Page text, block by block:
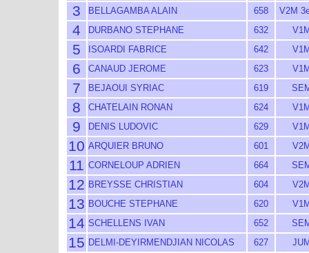
3 BELLAGAMBA ALAIN 658 V2M
4 DURBANO STEPHANE 632
5 ISOARDI FABRICE 642
6 CANAUD JEROME 623
7 BEJAOUI SYRIAC 619
8 CHATELAIN RONAN 624
9 DENIS LUDOVIC 629
10 ARQUIER BRUNO 601
11 CORNELOUP ADRIEN 664
12 BREYSSE CHRISTIAN 604
13 BOUCHE STEPHANE 620
14 SCHELLENS IVAN 652
15 DELMI-DEYIRMENDJIAN NICOLAS 627